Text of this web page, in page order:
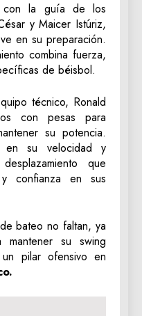
con la guía de los
y Maicer Istúriz,
en su preparación.
combina fuerza,
de béisbol.
técnico, Ronald
con pesas para
su potencia.
en su velocidad y
que
confianza en sus
bateo no faltan, ya
su swing
pilar ofensivo en